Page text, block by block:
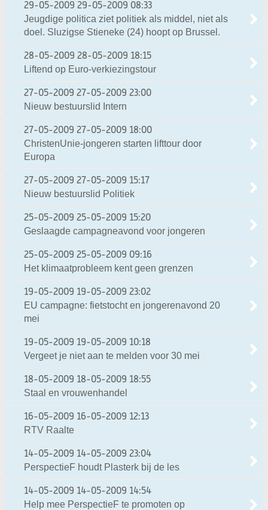
29-05-2009 29-05-2009 08:33
Jeugdige politica ziet politiek als middel, niet als
doel. Sluzigse Stieneke (24) hoopt op Brussel.
28-05-2009 28-05-2009 18:15
Liftend op Euro-verkiezingstour
27-05-2009 27-05-2009 23:00
Nieuw bestuurslid Intern
27-05-2009 27-05-2009 18:00
ChristenUnie-jongeren starten lifttour door
Europa
27-05-2009 27-05-2009 15:17
Nieuw bestuurslid Politiek
25-05-2009 25-05-2009 15:20
Geslaagde campagneavond voor jongeren
25-05-2009 25-05-2009 09:16
Het klimaatprobleem kent geen grenzen
19-05-2009 19-05-2009 23:02
EU campagne: fietstocht en jongerenavond 20
mei
19-05-2009 19-05-2009 10:18
Vergeet je niet aan te melden voor 30 mei
18-05-2009 18-05-2009 18:55
Staal en vrouwenhandel
16-05-2009 16-05-2009 12:13
RTV Raalte
14-05-2009 14-05-2009 23:04
PerspectieF houdt Plasterk bij de les
14-05-2009 14-05-2009 14:54
Help mee PerspectieF te promoten op